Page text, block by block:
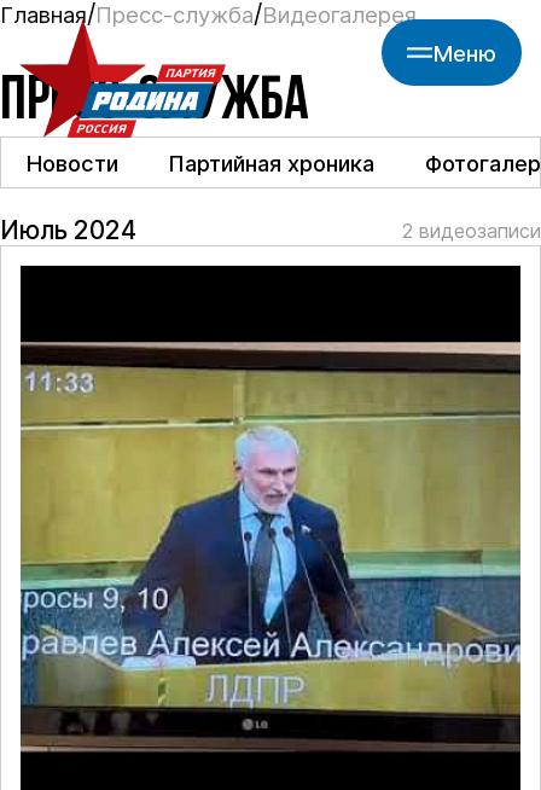
Меню
Главная Пресс-служба Видеогалерея
ПРЕСС-СЛУЖБА
Новости Партийная хроника
Июль 2024 2 видеозаписи